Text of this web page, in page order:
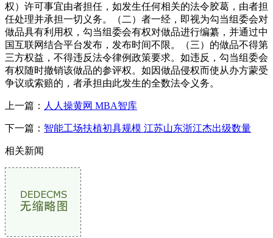
权）许可事宜由者担任，如发生任何相关的法令胶葛，由者担
任处理并承担一切义务。（二）者一经，即视为勾当组委会对
做品具有利用权，勾当组委会有权对做品进行编纂，并通过中
国互联网结合平台发布，发布时间不限。（三）的做品不得第
三方权益，不得违反法令律例政策要求。如违反，勾当组委会
有权随时撤销该做品的参评权。如因做品侵权而使从办方蒙受
争议或索赔的，者承担由此发生的全数法令义务。
上一篇： 人人操黄网 MBA智库
下一篇： 智能工场扶植初具规模 江苏山东浙江杰出级数量
相关新闻